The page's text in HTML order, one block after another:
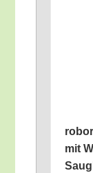
mit